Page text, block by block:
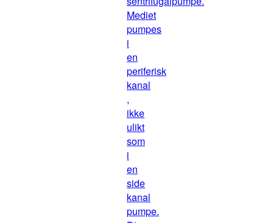
Mediet
pumpes
i
en
periferisk
kanal
,
ikke
ulikt
som
i
en
side
kanal
pumpe.